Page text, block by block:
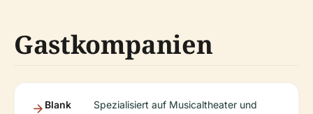
Gastkompanien
Blank
Spezialisiert auf Musicaltheater und